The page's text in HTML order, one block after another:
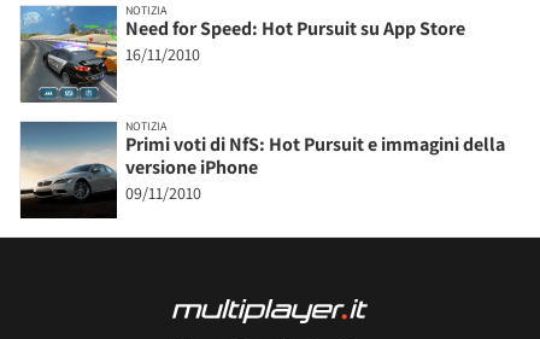
NOTIZIA
Need for Speed: Hot Pursuit su App Store
16/11/2010
NOTIZIA
Primi voti di NfS: Hot Pursuit e immagini della
versione iPhone
09/11/2010